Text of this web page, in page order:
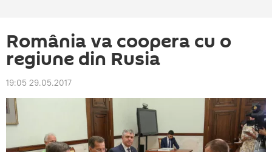
România va coopera cu o
regiune din Rusia
19:05 29.05.2017